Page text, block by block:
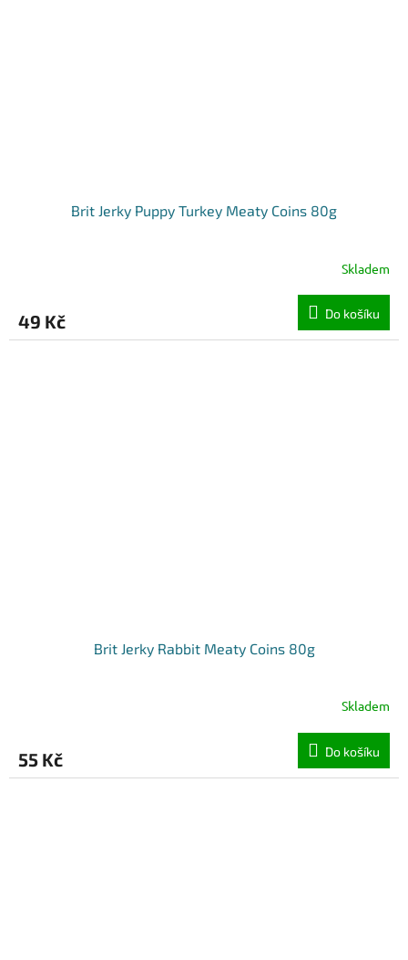
Brit Jerky Puppy Turkey Meaty Coins 80g
Skladem
49 Kč Do košíku
Brit Jerky Rabbit Meaty Coins 80g
Skladem
55 Kč Do košíku